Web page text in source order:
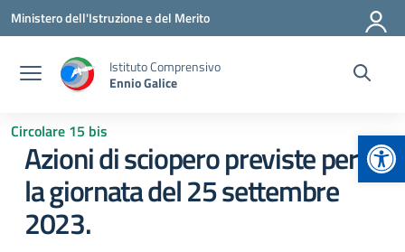
Vai ai contenuti
Vai al menu di navigazione
Vai al footer
Ministero dell'Istruzione e del Merito
Istituto Comprensivo
Ennio Galice
Circolare 15 bis
Azioni di sciopero previste per
la giornata del 25 settembre
2023.